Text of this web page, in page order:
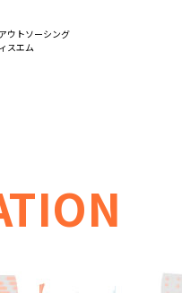
ウトソーシング
スエム